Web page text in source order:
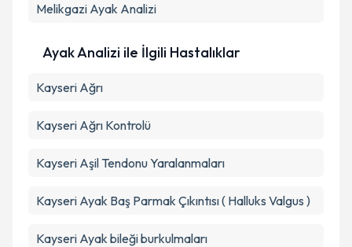
Melikgazi Ayak Analizi
Ayak Analizi ile İlgili Hastalıklar
Kayseri Ağrı
Kayseri Ağrı Kontrolü
Kayseri Aşil Tendonu Yaralanmaları
Kayseri Ayak Baş Parmak Çıkıntısı ( Halluks Valgus )
Kayseri Ayak bileği burkulmaları